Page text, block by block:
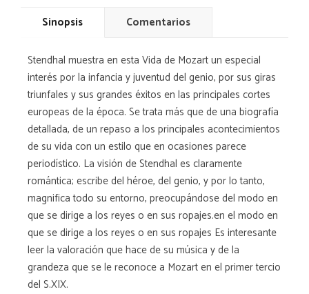
Sinopsis Comentarios
Stendhal muestra en esta Vida de Mozart un especial
interés por la infancia y juventud del genio, por sus giras
triunfales y sus grandes éxitos en las principales cortes
europeas de la época. Se trata más que de una biografía
detallada, de un repaso a los principales acontecimientos
de su vida con un estilo que en ocasiones parece
periodístico. La visión de Stendhal es claramente
romántica; escribe del héroe, del genio, y por lo tanto,
magnifica todo su entorno, preocupándose del modo en
que se dirige a los reyes o en sus ropajes.en el modo en
que se dirige a los reyes o en sus ropajes Es interesante
leer la valoración que hace de su música y de la
grandeza que se le reconoce a Mozart en el primer tercio
del S.XIX.